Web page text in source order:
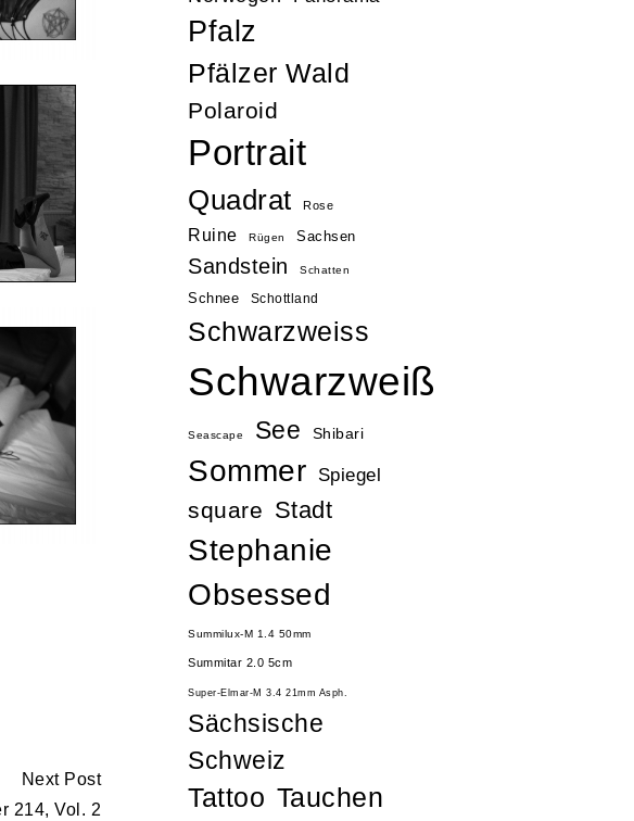
Next Post
214, Vol. 2
Pfalz
Pfälzer Wald
Polaroid
Portrait
Quadrat Rose
Ruine Rügen Sachsen
Sandstein Schatten
Schnee Schottland
Schwarzweiss
Schwarzweiß
Seascape See Shibari
Sommer Spiegel
square Stadt
Stephanie
Obsessed
Summilux-M 1.4 50mm
Summitar 2.0 5cm
Super-Elmar-M 3.4 21mm Asph.
Sächsische
Schweiz
Tattoo Tauchen